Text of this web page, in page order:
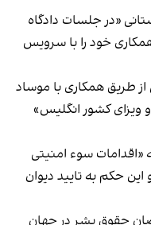
«در جلسات دادگاه
خود را با سرویس
از طریق همکاری با موساد
و ویزای کشور انگلیس»
«اقدامات سوء امنیتی
این حکم به تایید دیوان
حقوق بشر در جهان